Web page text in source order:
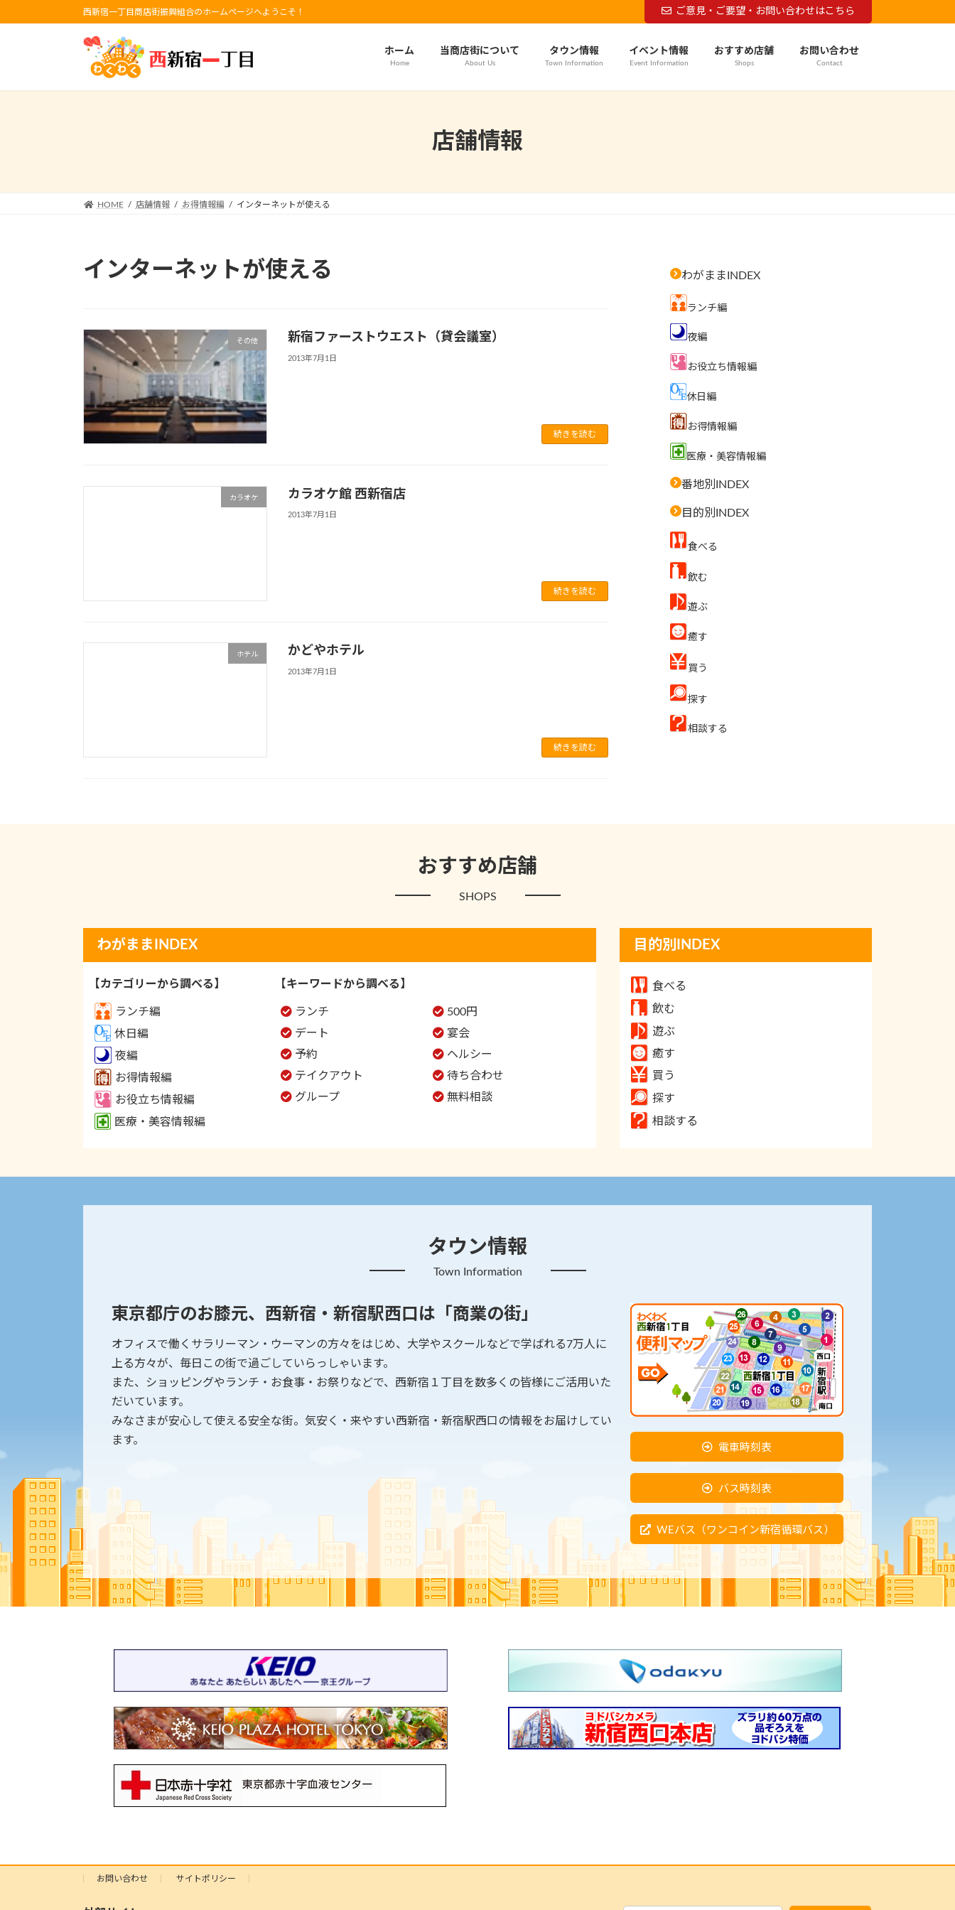
ン
ビ
西新宿一丁目商店街振興組合のホームページへようこそ！ ご意見・ご要望・お問い合わせはこちら
ホーム
Home
当商店街について
About Us
タウン情報
Town Information
イベント情報
Event Information
おすすめ店舗
Shops
お問い合わせ
Contact
店舗情報
HOME 店舗情報 お得情報編 インターネットが使える
インターネットが使える
その他 新宿ファーストウエスト（貸会議室）
2013年7月1日
続きを読む
カラオケ カラオケ館 西新宿店
2013年7月1日
続きを読む
ホテル かどやホテル
2013年7月1日
続きを読む
わがままINDEX
ランチ編
夜編
お役立ち情報編
休日編
お得情報編
医療・美容情報編
番地別INDEX
目的別INDEX
食べる
飲む
遊ぶ
癒す
買う
探す
相談する
おすすめ店舗
SHOPS
わがままINDEX
【カテゴリーから調べる】
ランチ編
休日編
夜編
お得情報編
お役立ち情報編
医療・美容情報編
【キーワードから調べる】
ランチ
500円
デート
宴会
予約
ヘルシー
テイクアウト
待ち合わせ
グループ
無料相談
目的別INDEX
食べる
飲む
遊ぶ
癒す
買う
探す
相談する
タウン情報
Town Information
東京都庁のお膝元、西新宿・新宿駅西口は「商業の街」
オフィスで働くサラリーマン・ウーマンの方々をはじめ、大学やスクールなどで学ばれる7万人に
上る方々が、毎日この街で過ごしていらっしゃいます。
また、ショッピングやランチ・お食事・お祭りなどで、西新宿１丁目を数多くの皆様にご活用いた
だいています。
みなさまが安心して使える安全な街。気安く・来やすい西新宿・新宿駅西口の情報をお届けしてい
ます。
電車時刻表
バス時刻表
WEバス（ワンコイン新宿循環バス）
お問い合わせ サイトポリシー